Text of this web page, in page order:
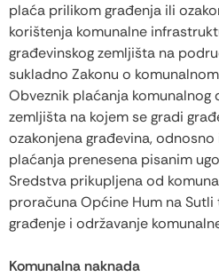
plaća prilikom građenja ili
korištenja komunalne
građevinskog zemljišta na
sukladno Zakonu o
Obveznik plaćanja komunalnog
zemljišta na kojem se gradi
ozakonjena građevina,
plaćanja prenesena pisanim
Sredstva prikupljena od
proračuna Općine Hum na
građenje i održavanje
Komunalna naknada